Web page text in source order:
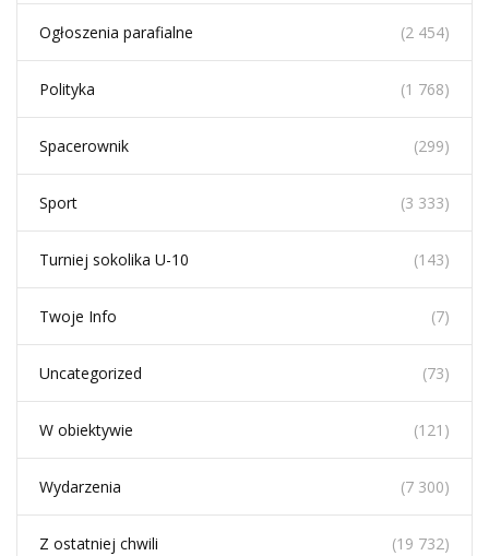
Ogłoszenia parafialne (2 454)
Polityka (1 768)
Spacerownik (299)
Sport (3 333)
Turniej sokolika U-10 (143)
Twoje Info (7)
Uncategorized (73)
W obiektywie (121)
Wydarzenia (7 300)
Z ostatniej chwili (19 732)